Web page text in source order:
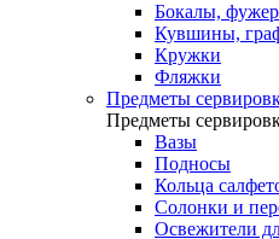
Бокалы,
Кувшины,
Кружки
Фляжки
Предметы
Предметы
Вазы
Подносы
Кольца
Солонки и
Освежители